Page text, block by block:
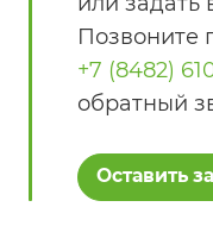
Позвоните
+7 (8482)
обратный
Оставить